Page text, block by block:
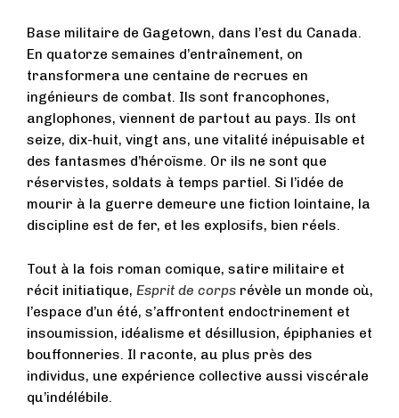
Base militaire de Gagetown, dans l’est du Canada.
En quatorze semaines d’entraînement, on
transformera une centaine de recrues en
ingénieurs de combat. Ils sont francophones,
anglophones, viennent de partout au pays. Ils ont
seize, dix-huit, vingt ans, une vitalité inépuisable et
des fantasmes d’héroïsme. Or ils ne sont que
réservistes, soldats à temps partiel. Si l’idée de
mourir à la guerre demeure une fiction lointaine, la
discipline est de fer, et les explosifs, bien réels.
Tout à la fois roman comique, satire militaire et
récit initiatique, Esprit de corps révèle un monde où,
l’espace d’un été, s’affrontent endoctrinement et
insoumission, idéalisme et désillusion, épiphanies et
bouffonneries. Il raconte, au plus près des
individus, une expérience collective aussi viscérale
qu’indélébile.